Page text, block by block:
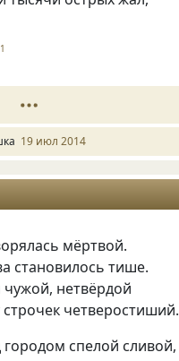
19 июл 2014
мёртвой.
становилось тише.
нетвёрдой
четверостиший.
спелой сливой,